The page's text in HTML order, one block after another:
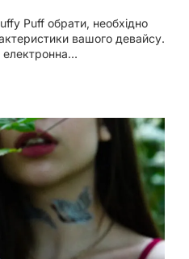
Puff обрати, необхідно
вашого девайсу.
електронна…